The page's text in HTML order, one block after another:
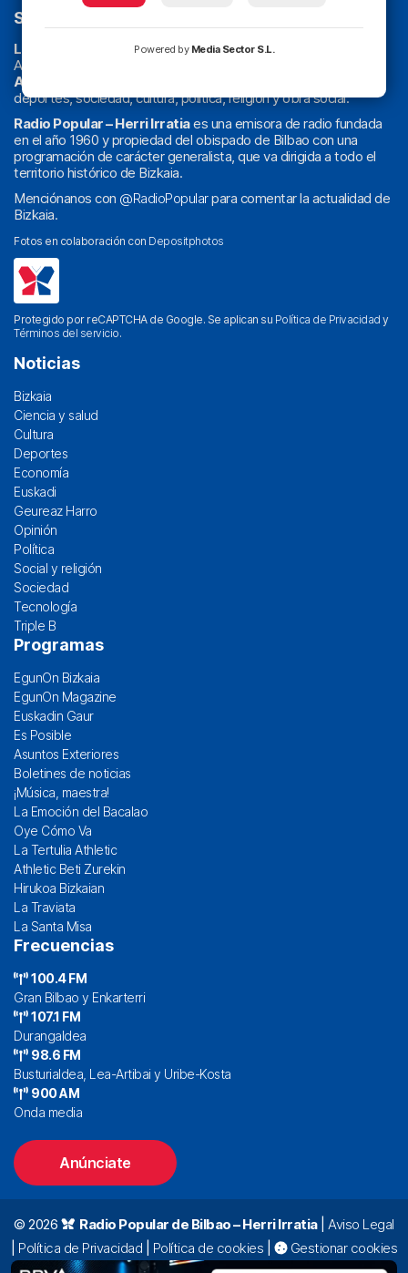
SOBRE NOSOTROS
La radio sin cadenas. Desde 1960 haciendo radio en Bilbao.
Actualidad y
Athletic
deportes, sociedad, cultura, política, religión y obra social.
Radio Popular – Herri Irratiaes una emisora de radio fundada
en el año 1960 y propiedad del obispado de Bilbao con una
programación de carácter generalista, que va dirigida a todo el
territorio histórico de Bizkaia.
Menciónanos con @RadioPopularpara comentar la actualidad de
Bizkaia.
Fotos en colaboración con Depositphotos
Protegido por reCAPTCHA de Google. Se aplican su Política de Privacidad y
Términos del servicio.
Noticias
Bizkaia
Ciencia y salud
Cultura
Deportes
Economía
Euskadi
Geureaz Harro
Opinión
Política
Social y religión
Sociedad
Tecnología
Triple B
Programas
EgunOn Bizkaia
EgunOn Magazine
Euskadin Gaur
Es Posible
Asuntos Exteriores
Boletines de noticias
¡Música, maestra!
La Emoción del Bacalao
Oye Cómo Va
La Tertulia Athletic
Athletic Beti Zurekin
Hirukoa Bizkaian
La Traviata
La Santa Misa
Frecuencias
100.4 FM
Gran Bilbao y Enkarterri
107.1 FM
Durangaldea
98.6 FM
Busturialdea, Lea-Artibai y Uribe-Kosta
900 AM
Onda media
Anúnciate
© 2026 Radio Popular de Bilbao – Herri Irratia| Aviso Legal
Política de Privacidad Política de cookies
Gestionar cookies
Powered by Media Sector S.L.